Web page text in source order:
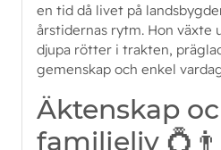
en tid då livet på
årstidernas rytm. Hon växte
djupa rötter i trakten,
gemenskap och enkel
Äktenskap
familjeliv